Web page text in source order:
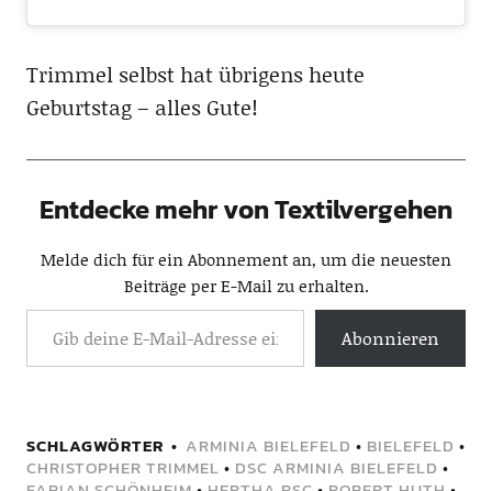
Trimmel selbst hat übrigens heute
Geburtstag – alles Gute!
Entdecke mehr von Textilvergehen
Melde dich für ein Abonnement an, um die neuesten
Beiträge per E-Mail zu erhalten.
Abonnieren
SCHLAGWÖRTER ARMINIA BIELEFELD • BIELEFELD •
CHRISTOPHER TRIMMEL • DSC ARMINIA BIELEFELD •